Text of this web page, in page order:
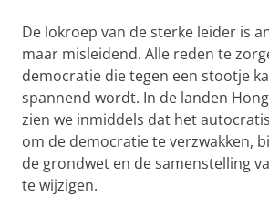
De lokroep van de sterke leider is
maar misleidend. Alle reden te
democratie die tegen een stootje
spannend wordt. In de landen
zien we inmiddels dat het
om de democratie te verzwakken,
de grondwet en de samenstelling
te wijzigen.